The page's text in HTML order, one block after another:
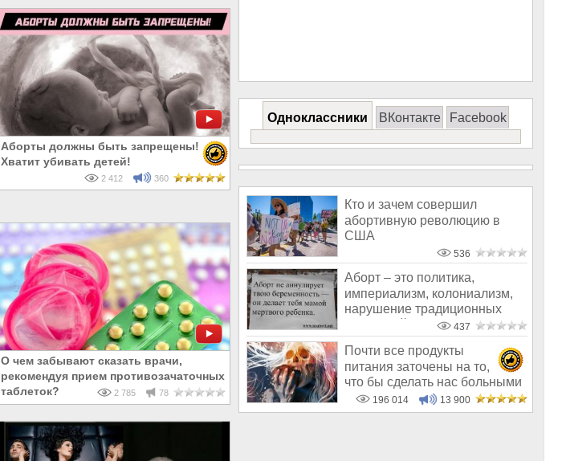
Аборты должны быть запрещены!
Хватит убивать детей!
2 412 360
О чем забывают сказать врачи,
рекомендуя прием противозачаточных
таблеток?
2 785 78
Одноклассники ВКонтакте Facebook
Кто и зачем совершил
абортивную революцию в
США
536
Аборт – это политика,
империализм, колониализм,
нарушение традиционных
437
Почти все продукты
питания заточены на то,
что бы сделать нас больными
и бесплодным
196 014 13 900